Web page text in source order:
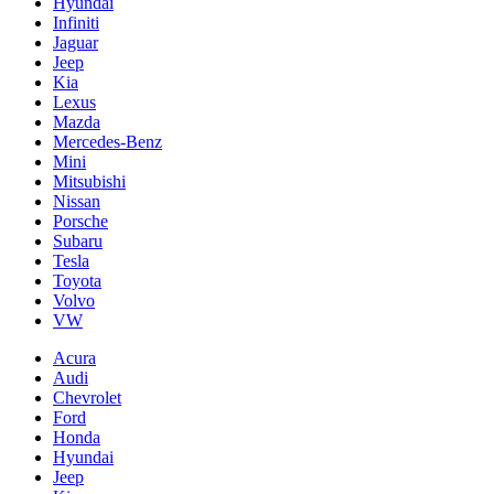
Infiniti
Jaguar
Jeep
Kia
Lexus
Mazda
Mercedes-Benz
Mini
Mitsubishi
Nissan
Porsche
Subaru
Tesla
Toyota
Volvo
VW
Acura
Audi
Chevrolet
Ford
Honda
Hyundai
Jeep